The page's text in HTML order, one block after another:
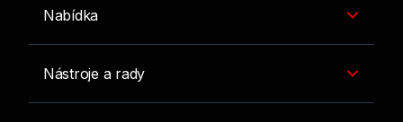
Nabídka
Nástroje a rady